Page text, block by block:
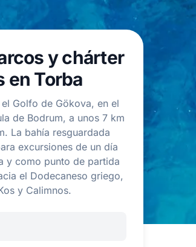
y chárter
en Torba
Golfo de Gökova, en el
de Bodrum, a unos 7 km
La bahía resguardada
excursiones de un día
y como punto de partida
el Dodecaneso griego,
y Calimnos.